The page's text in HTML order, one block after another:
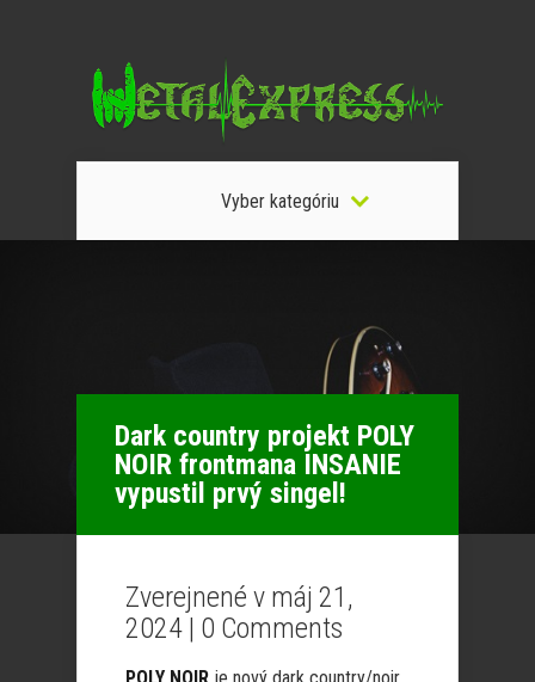
Vyber kategóriu
Dark country projekt POLY
NOIR frontmana INSANIE
vypustil prvý singel!
Zverejnené v máj 21,
2024 | 0 Comments